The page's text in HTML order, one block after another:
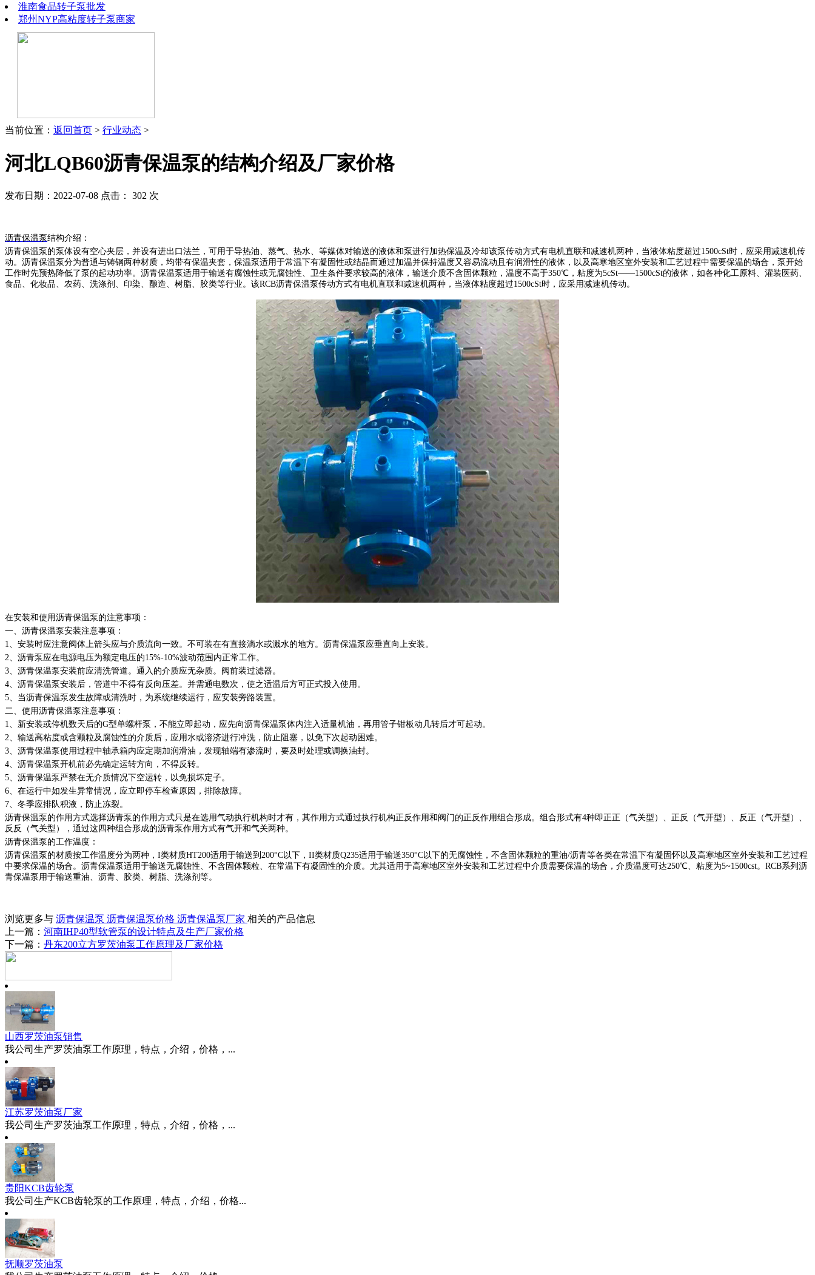
淮南食品转子泵批发
郑州NYP高粘度转子泵商家
当前位置： 返回首页 > 行业动态 >
河北LQB60沥青保温泵的结构介绍及厂家价格
发布日期：2022-07-08 点击： 302 次
沥青保温泵结构介绍：
沥青保温泵的泵体设有空心夹层，并设有进出口法兰，可用于导热油、蒸气、热水、等媒体对输送的液体和泵进行加热保温及冷却该泵传动方式有电机直联和减速机两种，当液体粘度超过1500cSt时，应采用减速机传
动。沥青保温泵分为普通与铸钢两种材质，均带有保温夹套，保温泵适用于常温下有凝固性或结晶而通过加温并保持温度又容易流动且有润滑性的液体，以及高寒地区室外安装和工艺过程中需要保温的场合，泵开始
工作时先预热降低了泵的起动功率。沥青保温泵适用于输送有腐蚀性或无腐蚀性、卫生条件要求较高的液体，输送介质不含固体颗粒，温度不高于350℃，粘度为5cSt——1500cSt的液体，如各种化工原料、灌装医药、
食品、化妆品、农药、洗涤剂、印染、酿造、树脂、胶类等行业。该RCB沥青保温泵传动方式有电机直联和减速机两种，当液体粘度超过1500cSt时，应采用减速机传动。
在安装和使用沥青保温泵的注意事项：
一、沥青保温泵安装注意事项：
1、安装时应注意阀体上箭头应与介质流向一致。不可装在有直接滴水或溅水的地方。沥青保温泵应垂直向上安装。
2、沥青泵应在电源电压为额定电压的15%-10%波动范围内正常工作。
3、沥青保温泵安装前应清洗管道。通入的介质应无杂质。阀前装过滤器。
4、沥青保温泵安装后，管道中不得有反向压差。并需通电数次，使之适温后方可正式投入使用。
5、当沥青保温泵发生故障或清洗时，为系统继续运行，应安装旁路装置。
二、使用沥青保温泵注意事项：
1、新安装或停机数天后的G型单螺杆泵，不能立即起动，应先向沥青保温泵体内注入适量机油，再用管子钳板动几转后才可起动。
2、输送高粘度或含颗粒及腐蚀性的介质后，应用水或溶济进行冲洗，防止阻塞，以免下次起动困难。
3、沥青保温泵使用过程中轴承箱内应定期加润滑油，发现轴端有渗流时，要及时处理或调换油封。
4、沥青保温泵开机前必先确定运转方向，不得反转。
5、沥青保温泵严禁在无介质情况下空运转，以免损坏定子。
6、在运行中如发生异常情况，应立即停车检查原因，排除故障。
7、冬季应排队积液，防止冻裂。
沥青保温泵的作用方式选择沥青泵的作用方式只是在选用气动执行机构时才有，其作用方式通过执行机构正反作用和阀门的正反作用组合形成。组合形式有4种即正正（气关型）、正反（气开型）、反正（气开型）、
反反（气关型），通过这四种组合形成的沥青泵作用方式有气开和气关两种。
沥青保温泵的工作温度：
沥青保温泵的材质按工作温度分为两种， I类材质HT200适用于输送到200°C以下，II类材质Q235适用于输送350°C以下的无腐蚀性，不含固体颗粒的重油/沥青等各类在常温下有凝固怀以及高寒地区室外安装和工艺过程
中要求保温的场合。沥青保温泵适用于输送无腐蚀性、不含固体颗粒、在常温下有凝固性的介质。尤其适用于高寒地区室外安装和工艺过程中介质需要保温的场合，介质温度可达250℃、粘度为5~1500cst。RCB系列沥
青保温泵用于输送重油、沥青、胶类、树脂、洗涤剂等。
浏览更多与 沥青保温泵 沥青保温泵价格 沥青保温泵厂家 相关的产品信息
上一篇： 河南IHP40型软管泵的设计特点及生产厂家价格
下一篇： 丹东200立方罗茨油泵工作原理及厂家价格
山西罗茨油泵销售
我公司生产罗茨油泵工作原理，特点，介绍，价格，...
江苏罗茨油泵厂家
我公司生产罗茨油泵工作原理，特点，介绍，价格，...
贵阳KCB齿轮泵
我公司生产KCB齿轮泵的工作原理，特点，介绍，价格...
抚顺罗茨油泵